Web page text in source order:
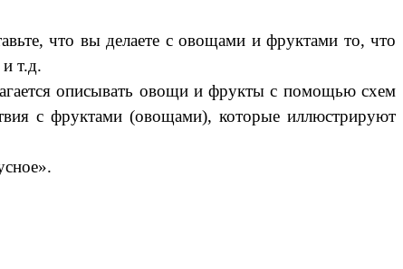
что вы делаете с овощами и фруктами то, что
т.д.
описывать овощи и фрукты с помощью схем
с фруктами (овощами), которые иллюстрируют